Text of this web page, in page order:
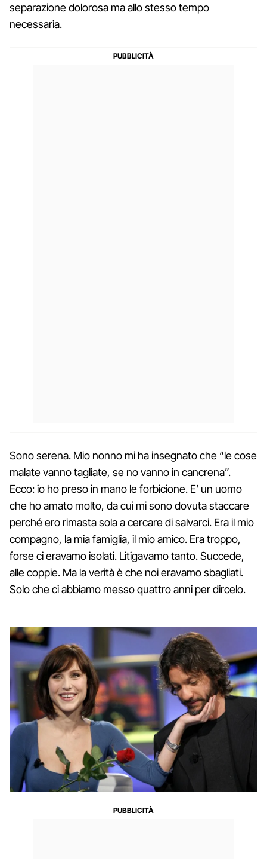
separazione dolorosa ma allo stesso tempo
necessaria.
Sono serena. Mio nonno mi ha insegnato che “le cose
malate vanno tagliate, se no vanno in cancrena”.
Ecco: io ho preso in mano le forbicione. E’ un uomo
che ho amato molto, da cui mi sono dovuta staccare
perché ero rimasta sola a cercare di salvarci. Era il mio
compagno, la mia famiglia, il mio amico. Era troppo,
forse ci eravamo isolati. Litigavamo tanto. Succede,
alle coppie. Ma la verità è che noi eravamo sbagliati.
Solo che ci abbiamo messo quattro anni per dircelo.